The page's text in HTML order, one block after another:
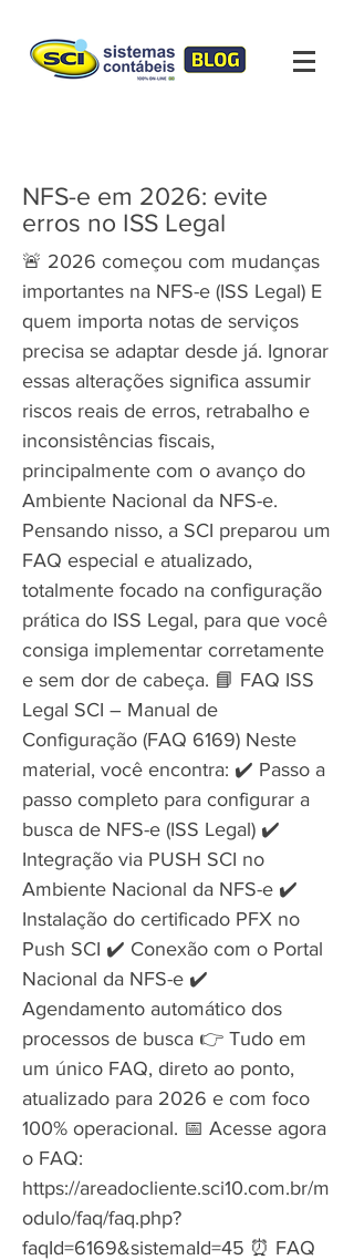
NFS-e em 2026: evite
erros no ISS Legal
🚨 2026 começou com mudanças
importantes na NFS-e (ISS Legal) E
quem importa notas de serviços
precisa se adaptar desde já. Ignorar
essas alterações significa assumir
riscos reais de erros, retrabalho e
inconsistências fiscais,
principalmente com o avanço do
Ambiente Nacional da NFS-e.
Pensando nisso, a SCI preparou um
FAQ especial e atualizado,
totalmente focado na configuração
prática do ISS Legal, para que você
consiga implementar corretamente
e sem dor de cabeça. 📘 FAQ ISS
Legal SCI – Manual de
Configuração (FAQ 6169) Neste
material, você encontra: ✔️ Passo a
passo completo para configurar a
busca de NFS-e (ISS Legal) ✔️
Integração via PUSH SCI no
Ambiente Nacional da NFS-e ✔️
Instalação do certificado PFX no
Push SCI ✔️ Conexão com o Portal
Nacional da NFS-e ✔️
Agendamento automático dos
processos de busca 👉 Tudo em
um único FAQ, direto ao ponto,
atualizado para 2026 e com foco
100% operacional. 📅 Acesse agora
o FAQ:
https://areadocliente.sci10.com.br/m
odulo/faq/faq.php?
faqId=6169&sistemaId=45 ⏰ FAQ